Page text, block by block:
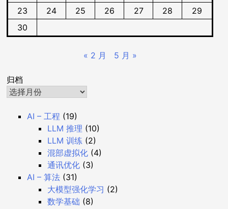
23
24 25 26 27 28
29
30
« 2 月 5 月 »
归档
AI – 工程 (19)
LLM 推理 (10)
LLM 训练 (2)
混部虚拟化 (4)
通讯优化 (3)
AI – 算法 (31)
大模型强化学习 (2)
数学基础 (8)